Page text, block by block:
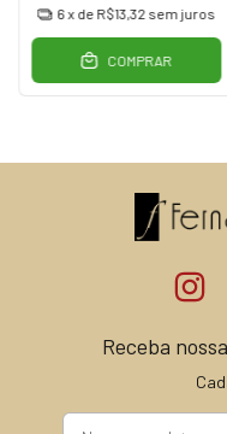
6x de R$13,32 sem juros
COMPRAR
Receba